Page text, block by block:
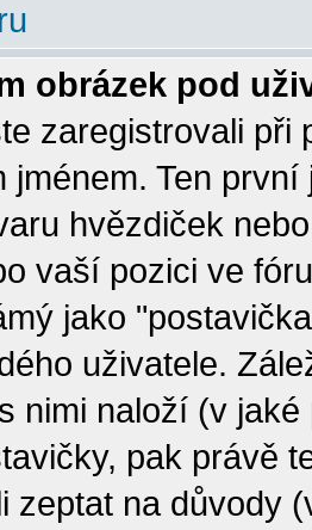
obrázek pod
zaregistrovali
jménem. Ten
hvězdiček
vaší pozici ve
jako
uživatele.
nimi naloží (v
pak právě
zeptat na důvody